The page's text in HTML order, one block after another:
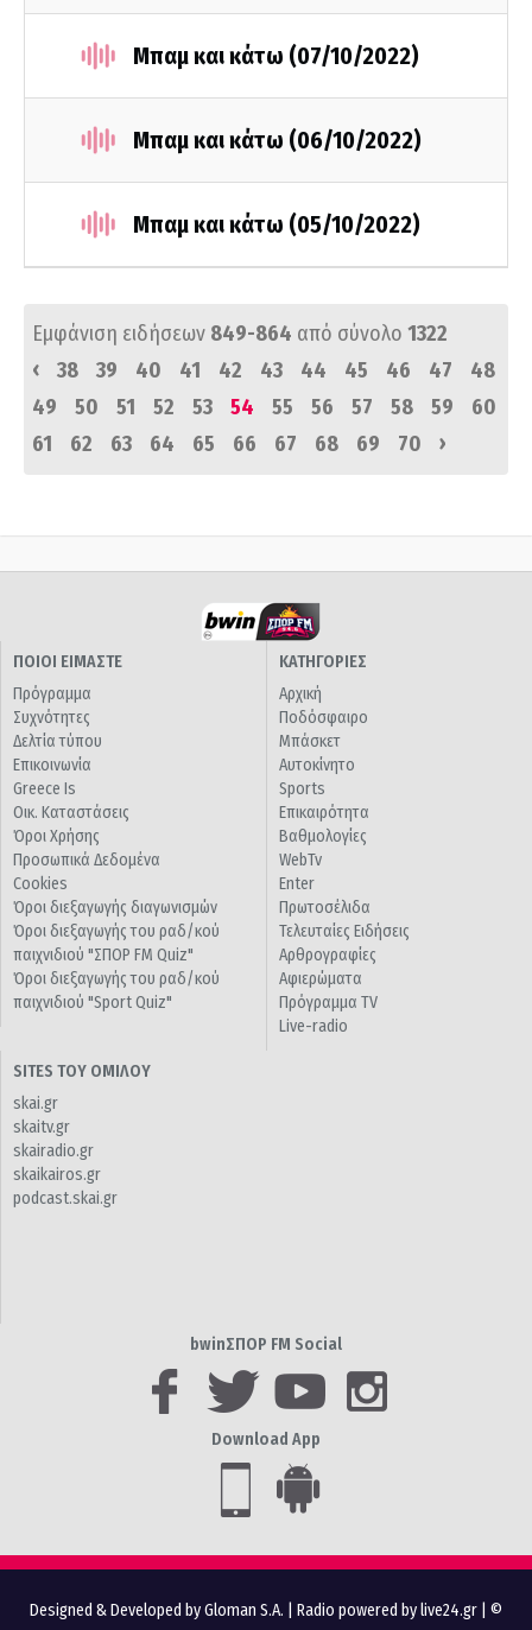
Μπαμ και κάτω (07/10/2022)
Μπαμ και κάτω (06/10/2022)
Μπαμ και κάτω (05/10/2022)
Εμφάνιση ειδήσεων 849-864 από σύνολο 1322
‹
38 39 40 41 42 43 44 45 46 47
48
49
50 51 52 53 54 55 56 57 58 59
60
61
62 63 64 65 66 67 68 69 70 ›
ΠΟΙΟΙ ΕΙΜΑΣΤΕ
Πρόγραμμα
Συχνότητες
Δελτία τύπου
Επικοινωνία
Greece Is
Οικ. Καταστάσεις
Όροι Χρήσης
Προσωπικά Δεδομένα
Cookies
Όροι διεξαγωγής διαγωνισμών
Όροι διεξαγωγής του ραδ/κού
παιχνιδιού "ΣΠΟΡ FM Quiz"
Όροι διεξαγωγής του ραδ/κού
παιχνιδιού "Sport Quiz"
ΚΑΤΗΓΟΡΙΕΣ
Αρχική
Ποδόσφαιρο
Μπάσκετ
Αυτοκίνητο
Sports
Επικαιρότητα
Βαθμολογίες
WebTv
Enter
Πρωτοσέλιδα
Τελευταίες Ειδήσεις
Αρθρογραφίες
Αφιερώματα
Πρόγραμμα TV
Live-radio
SITES ΤΟΥ ΟΜΙΛΟΥ
skai.gr
skaitv.gr
skairadio.gr
skaikairos.gr
podcast.skai.gr
bwinΣΠΟΡ FM Social
Download App
Designed & Developed by Gloman S.A. Radio powered by live24.gr | ©